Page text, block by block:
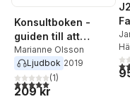
Konsultboken -
guiden till att
lyckas
Marianne Olsson
Ljudbok 2019
5,0utav 5 stjärnor. Totalt
(1)
209 kr